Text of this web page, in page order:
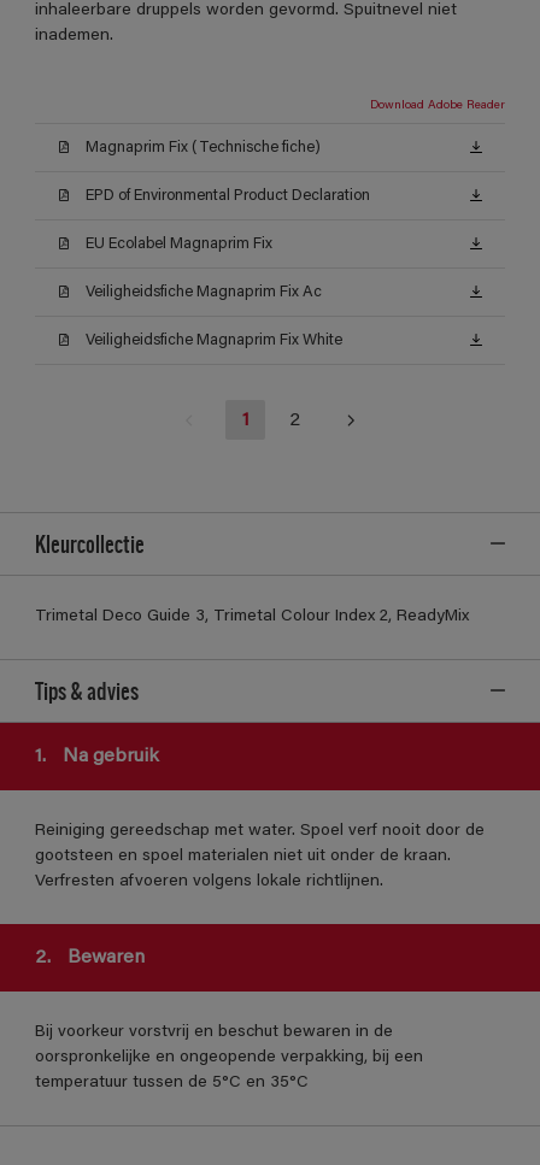
inhaleerbare druppels worden gevormd. Spuitnevel niet
inademen.
Download Adobe Reader
Magnaprim Fix (Technische fiche)
EPD of Environmental Product Declaration
EU Ecolabel Magnaprim Fix
Veiligheidsfiche Magnaprim Fix Ac
Veiligheidsfiche Magnaprim Fix White
1 2
Kleurcollectie
Trimetal Deco Guide 3, Trimetal Colour Index 2, ReadyMix
Tips & advies
1. Na gebruik
Reiniging gereedschap met water. Spoel verf nooit door de
gootsteen en spoel materialen niet uit onder de kraan.
Verfresten afvoeren volgens lokale richtlijnen.
2. Bewaren
Bij voorkeur vorstvrij en beschut bewaren in de
oorspronkelijke en ongeopende verpakking, bij een
temperatuur tussen de 5°C en 35°C